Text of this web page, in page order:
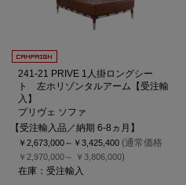
241-21 PRIVE 1人掛ロングシー
ト 左ホリゾンタルアーム【受注輸
入】
プリヴェ ソファ
【受注輸入品／納期 6-8ヵ月】
￥2,673,000～ ￥3,425,400 (通常価格
￥2,970,000～ ￥3,806,000)
在庫：受注輸入